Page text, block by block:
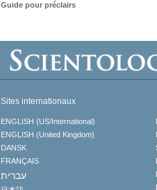
Guide pour préclairs
Sites internationaux
ENGLISH (US/International)
ENGLISH (United Kingdom)
DANSK
FRANÇAIS
עברית